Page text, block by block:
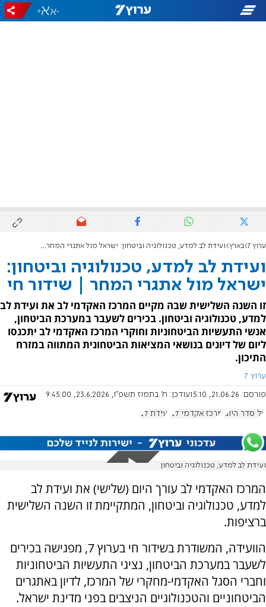
-
+
ערוץ 7 בארץ ועידת לב למדע, טכנולוגיה וביטחון: ישראל מול אתגרי המחר | שידור חי
ועידת לב למדע, טכנולוגיה וביטחון:
ישראל מול אתגרי המחר | שידור חי
זו השנה השלישית שבה מקיים המרכז האקדמי לב את ועידת לב
למדע, טכנולוגיה וביטחון. בכירים לשעבר במערכת הביטחון,
אנשי התעשיות הביטחוניות וחוקרי המרכז האקדמי לב יתכנסו
ליום של דיונים בנושאי המציאות הביטחונית המתווה במזרח
התיכון.
ערוץ 7
פורסם: 21.06.26, 15:10 עודכן: ח' בתמוז תשפ"ו, 23.6.2026, 9:45:00
על סדר היום מרכז אקדמי לב ועידת לב
ועידת לב למדע, טכנולוגיה וביטחון
המרכז האקדמי לב עורך היום (שלישי) את ועידת לב
למדע, טכנולוגיה וביטחון, המתקיימת זו השנה השלישית
ברציפות.
הוועידה, המשודרת בשידור חי בערוץ 7, מפגישה בכירים
לשעבר במערכת הביטחון, נציגי התעשיות הביטחוניות
וחברי הסגל האקדמי-מחקרי של המרכז, לדיון באתגרים
הביטחוניים והטכנולוגיים הניצבים בפני מדינת ישראל.